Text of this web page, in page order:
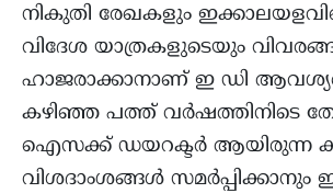
നികുതി രേഖകളും
വിദേശ യാത്രകളുടെയും
ഹാജരാക്കാനാണ് ഇ ഡി
കഴിഞ്ഞ പത്ത് വർഷത്തിനിടെ
ഐസക്ക് ഡയറക്ടർ ആയിരുന്ന
വിശദാംശങ്ങൾ സമർപ്പിക്കാനും